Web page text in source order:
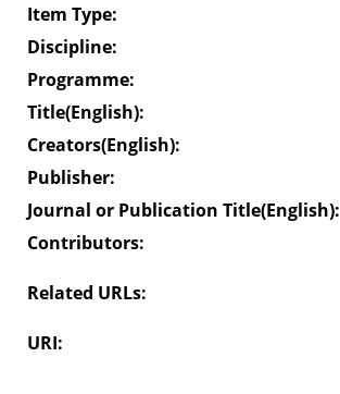
Item Type:
Discipline:
Programme:
Title(English):
Creators(English):
Publisher:
Journal or Publication Title(English):
Contributors:
Related URLs:
URI: